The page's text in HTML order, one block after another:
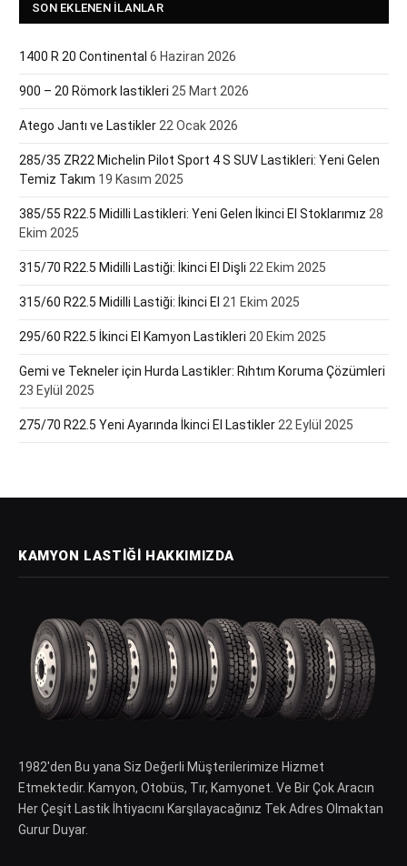
SON EKLENEN İLANLAR
1400 R 20 Continental 6 Haziran 2026
900 – 20 Römork lastikleri 25 Mart 2026
Atego Jantı ve Lastikler 22 Ocak 2026
285/35 ZR22 Michelin Pilot Sport 4 S SUV Lastikleri: Yeni Gelen
Temiz Takım 19 Kasım 2025
385/55 R22.5 Midilli Lastikleri: Yeni Gelen İkinci El Stoklarımız 28
Ekim 2025
315/70 R22.5 Midilli Lastiği: İkinci El Dişli 22 Ekim 2025
315/60 R22.5 Midilli Lastiği: İkinci El 21 Ekim 2025
295/60 R22.5 İkinci El Kamyon Lastikleri 20 Ekim 2025
Gemi ve Tekneler için Hurda Lastikler: Rıhtım Koruma Çözümleri
23 Eylül 2025
275/70 R22.5 Yeni Ayarında İkinci El Lastikler 22 Eylül 2025
KAMYON LASTIĞI HAKKIMIZDA
1982′den Bu yana Siz Değerli Müşterilerimize Hizmet
Etmektedir. Kamyon, Otobüs, Tır, Kamyonet. Ve Bir Çok Aracın
Her Çeşit Lastik İhtiyacını Karşılayacağınız Tek Adres Olmaktan
Gurur Duyar.